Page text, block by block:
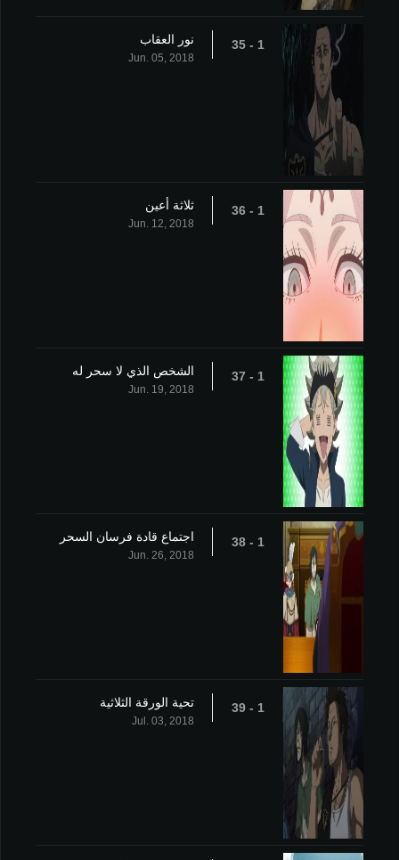
1 - 35 نور العقاب
Jun. 05, 2018
1 - 36 ثلاثة أعين
Jun. 12, 2018
1 - 37 الشخص الذي لا سحر له
Jun. 19, 2018
1 - 38 اجتماع قادة فرسان السحر
Jun. 26, 2018
1 - 39 تحية الورقة الثلاثية
Jul. 03, 2018